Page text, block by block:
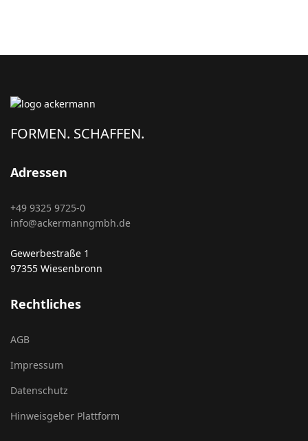
FORMEN. SCHAFFEN.
Adressen
+49 9325 9725-0
info@ackermanngmbh.de
Gewerbestraße 1
97355 Wiesenbronn
Rechtliches
AGB
Impressum
Datenschutz
Hinweisgeber Plattform